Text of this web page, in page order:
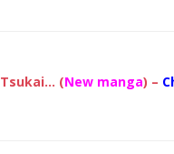
(New manga) –